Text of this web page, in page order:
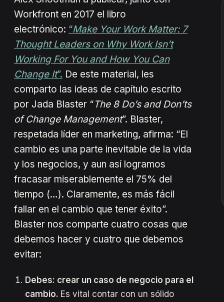
Workfront en 2017 el libro
electrónico: “Make Your Work Matter: 7
Thought Leaders on Why Work Isn’t
Working For You and How You Can
Change It”. De este material, les
comparto las ideas de capítulo escrito
por Jada Blaster “The 8 Do’s and Don’ts
of Change Management”. Blaster,
respetada líder en marketing, afirma: “El
cambio es una parte inevitable de la vida
y los negocios, y aun así logramos
fracasar miserablemente el 75% del
tiempo (…). Claramente, es más fácil
fallar en el cambio que tener éxito”.
Blaster nos comparte cuatro cosas que
debemos hacer y cuatro que debemos
evitar:
Debes: crear un caso de negocio para el
cambio. Es vital contar con un sólido